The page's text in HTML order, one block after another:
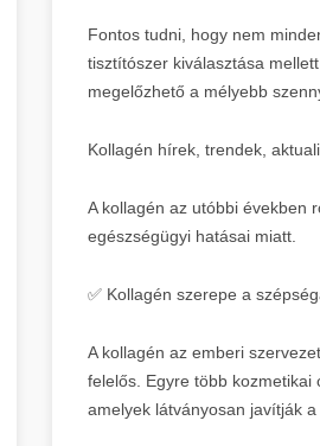
Fontos tudni, hogy nem
tisztítószer kiválasztása
megelőzhető a mélyebb
Kollagén hírek, trendek,
A kollagén az utóbbi években
egészségügyi hatásai miatt.
✅ Kollagén szerepe a
A kollagén az emberi
felelős. Egyre több kozmetikai
amelyek látványosan javítják a